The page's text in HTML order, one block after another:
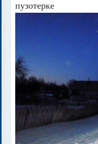
пузотерке